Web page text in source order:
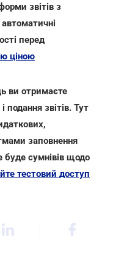
звітів з
перед
ціною
ви отримаєте
подання звітів. Тут
заповнення
буде сумнівів щодо
тестовий доступ